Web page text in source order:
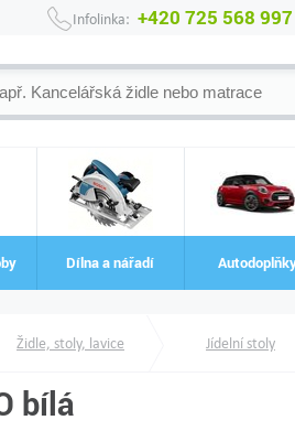
Infolinka: +420 725 568 997
Dílna a nářadí
Židle, stoly, lavice Jídelní stoly
bílá